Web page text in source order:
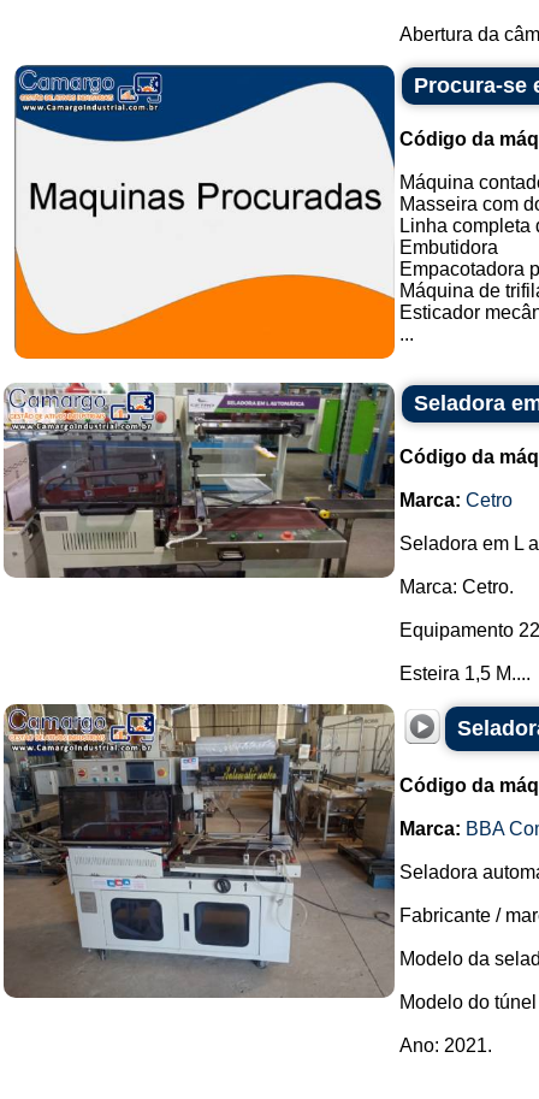
Abertura da
Procura-se
Código da
Máquina
Masseira com
Linha completa
Embutidora
Empacotadora
Máquina de
Esticador
...
Seladora
Código da
Marca: Cetro
Seladora em L
Marca: Cetro.
Equipamento
Esteira 1,5 M....
Código da
Marca: BBA
Seladora
Fabricante /
Modelo da
Modelo do
Ano: 2021.